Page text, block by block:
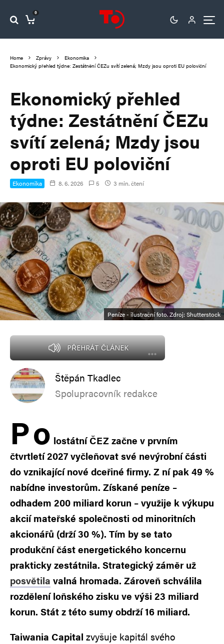
0
Home Zprávy
Ekonomika
Ekonomický přehled týdne: Zestátnění ČEZu svítí zelená; Mzdy jsou oproti EU poloviční
Ekonomický přehled
týdne: Zestátnění ČEZu
svítí zelená; Mzdy jsou
oproti EU poloviční
Ekonomika 8. 6. 2026 5 3 min. čtení
Peníze - ilustrační foto. Zdroj: Shutterstock
PŘEHRÁT ČLÁNEK
Štěpán Tkadlec
Spolupracovník redakce
Po lostátní ČEZ začne v prvním
čtvrtletí 2027 vyčleňovat své nevýrobní části
do vznikající nové dceřiné firmy. Z ní pak 49 %
nabídne investorům. Získané peníze –
odhadem 200 miliard korun – využije k výkupu
akcií mateřské společnosti od minoritních
akcionářů (drží 30 %). Tím by se tato
produkční část energetického koncernu
prakticky zestátnila. Strategický záměr už
posvětila valná hromada. Zároveň schválila
rozdělení loňského zisku ve výši 23 miliard
korun. Stát z této sumy obdrží 16 miliard.
Taiwania Capital zvyšuje kapitál svého